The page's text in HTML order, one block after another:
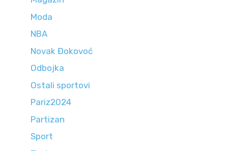
Moda
NBA
Novak Đokovoć
Odbojka
Ostali sportovi
Pariz2024
Partizan
Sport